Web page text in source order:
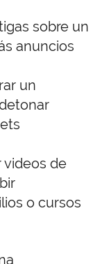
sobre un
anuncios
un
videos de
o cursos